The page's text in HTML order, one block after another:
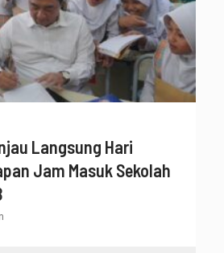
Langsung Hari
Jam Masuk Sekolah